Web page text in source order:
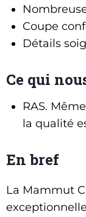
Coupe
Détails
Ce qui
RAS.
la qualité
En bref
La Mammut